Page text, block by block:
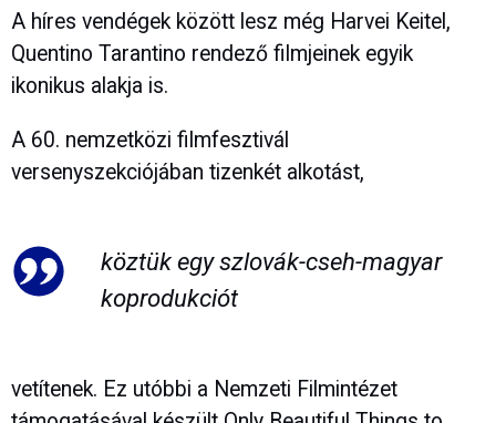
A híres vendégek között lesz még Harvei Keitel,
Quentino Tarantino rendező filmjeinek egyik
ikonikus alakja is.
A 60. nemzetközi filmfesztivál
versenyszekciójában tizenkét alkotást,
köztük egy szlovák-cseh-magyar
koprodukciót
vetítenek. Ez utóbbi a Nemzeti Filmintézet